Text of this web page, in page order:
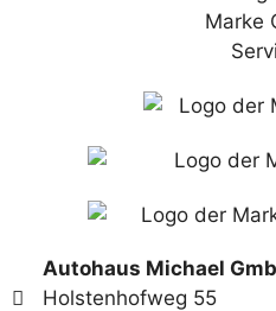
Autohaus Michael
Holstenhofweg 55